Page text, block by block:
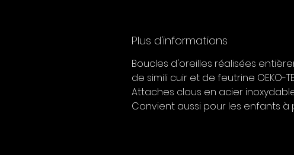
Plus d'informations
Boucles d'oreilles réalisées
de simili cuir et de feutrine OEKO-
Attaches clous en acier
Convient aussi pour les enfants à